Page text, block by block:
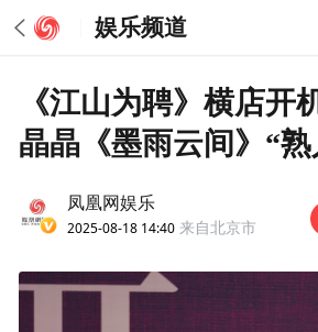
娱乐频道
《江山为聘》横店开
晶晶《墨雨云间》“熟
凤凰网娱乐
2025-08-18 14:40 来自北京市